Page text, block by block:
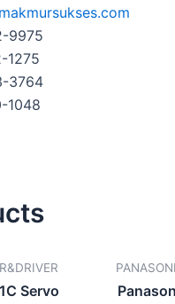
9975
1275
3764
1048
Servo